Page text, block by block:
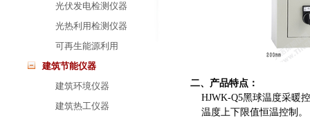
光伏发电检测仪器
光热利用检测仪器
可再生能源利用
建筑节能仪器
建筑环境仪器
建筑热工仪器
二、产品特点：
HJWK-Q5黑球温度采暖
温度上下限值恒温控制。